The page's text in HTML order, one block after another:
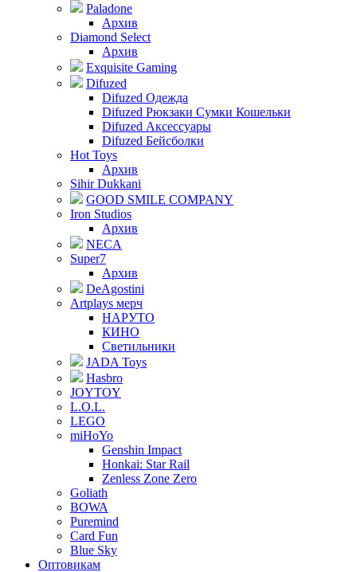
Paladone
Архив
Diamond Select
Архив
Exquisite Gaming
Difuzed
Difuzed Одежда
Difuzed Рюкзаки Сумки Кошельки
Difuzed Аксессуары
Difuzed Бейсболки
Hot Toys
Архив
Sihir Dukkani
GOOD SMILE COMPANY
Iron Studios
Архив
NECA
Super7
Архив
DeAgostini
Artplays мерч
НАРУТО
КИНО
Светильники
JADA Toys
Hasbro
JOYTOY
L.O.L.
LEGO
miHoYo
Genshin Impact
Honkai: Star Rail
Zenless Zone Zero
Goliath
BOWA
Puremind
Card Fun
Blue Sky
Оптовикам